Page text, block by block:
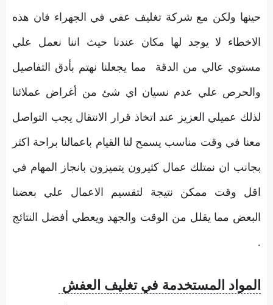
حينها ولكن مع شركة تغليف عفي في الجهراء فان هذه
الاخطاء لا يوجد لها مكان عندنا حيث اننا نعمل علي
مستوي عالي من الدقة مما يجعلنا نهتم بأدق التفاصيل
والحرص علي عدم نسيان اي شئ من أغراض عملائنا
لذلك عميلي العزيز عند اتخاذ قرار الانتقال يجب التواصل
معنا في وقت مناسب يسمح لنا القيام باعمالنا براحة اكثر
بجانب ان نمتلك عمال كثيرون يتميزون بانجاز المهام في
اقل وقت ممكن نتيجة لتقسيم الاعمال علي بعضنا
البعض مما يقلل من الوقت والجهد ويعطي أفضل النتائج
.
المواد المستخدمة في تغليف العفش